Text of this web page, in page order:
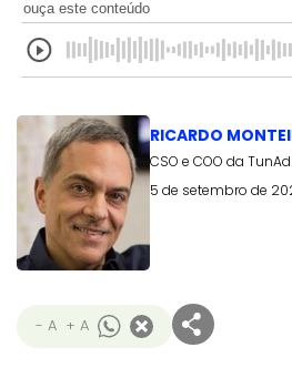
ouça este conteúdo
RICARDO
CSO e COO da TunAd
5 de setembro de
- A + A